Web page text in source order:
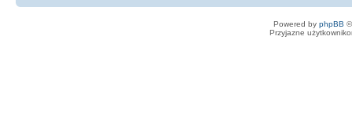
Powered by phpBB
Przyjazne